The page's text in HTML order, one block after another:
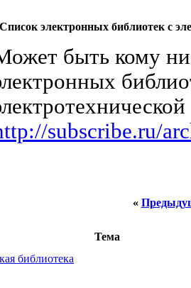
Список электронных библиотек c
быть кому
subscribe.ru/
«
Тема
библиотека